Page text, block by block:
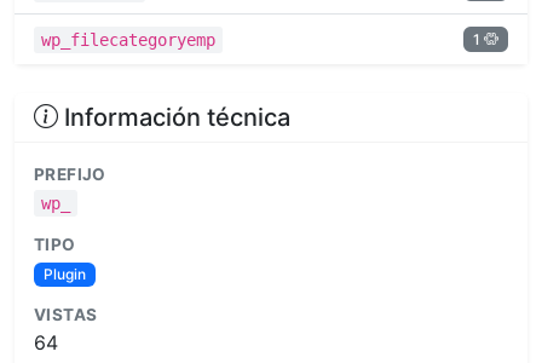
wp_filecategoryemp 1
Información técnica
PREFIJO
wp_
TIPO
Plugin
VISTAS
64